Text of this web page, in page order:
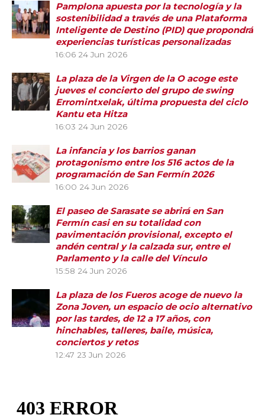
Pamplona apuesta por la tecnología y la
sostenibilidad a través de una Plataforma
Inteligente de Destino (PID) que propondrá
experiencias turísticas personalizadas
16:06 24 Jun 2026
La plaza de la Virgen de la O acoge este
jueves el concierto del grupo de swing
Erromintxelak, última propuesta del ciclo
Kantu eta Hitza
16:03 24 Jun 2026
La infancia y los barrios ganan
protagonismo entre los 516 actos de la
programación de San Fermín 2026
16:00 24 Jun 2026
El paseo de Sarasate se abrirá en San
Fermín casi en su totalidad con
pavimentación provisional, excepto el
andén central y la calzada sur, entre el
Parlamento y la calle del Vínculo
15:58 24 Jun 2026
La plaza de los Fueros acoge de nuevo la
Zona Joven, un espacio de ocio alternativo
por las tardes, de 12 a 17 años, con
hinchables, talleres, baile, música,
conciertos y retos
12:47 23 Jun 2026